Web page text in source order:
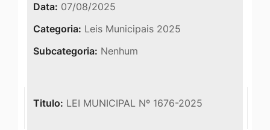
Data: 07/08/2025
Categoria: Leis Municipais 2025
Subcategoria: Nenhum
Titulo: LEI MUNICIPAL Nº 1676-2025